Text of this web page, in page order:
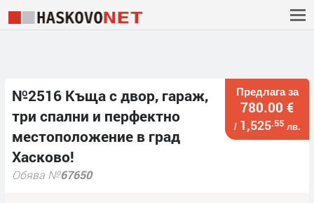
Предлага за
780.00 €
/ 1,525.55лв.
№2516 Къща с двор, гараж,
три спални и перфектно
местоположение в град
Хасково!
Обява №67650